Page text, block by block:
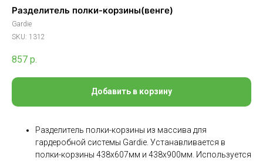
Разделитель полки-корзины(венге)
Gardie
SKU: 1312
857 р.
Добавить в корзину
Разделитель полки-корзины из массива для
гардеробной системы Gardie. Устанавливается в
полки-корзины 438х607мм и 438х900мм. Используется